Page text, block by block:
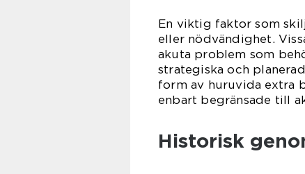
En viktig faktor som
eller nödvändighet.
akuta problem som
strategiska och
form av huruvida extra
enbart begränsade till
Historisk